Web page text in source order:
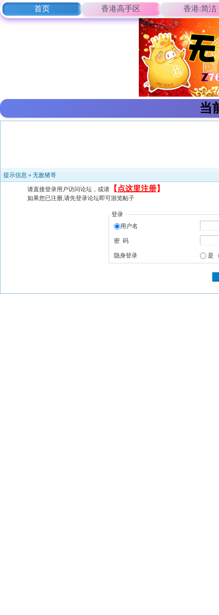
首页 香港高手区 香港:简洁
当
提示信息 » 无敌猪哥
请直接登录用户访问论坛，或请 【 点这里注册】
如果您已注册,请先登录论坛即可游览帖子
登录
用户名
密 码
隐身登录 是